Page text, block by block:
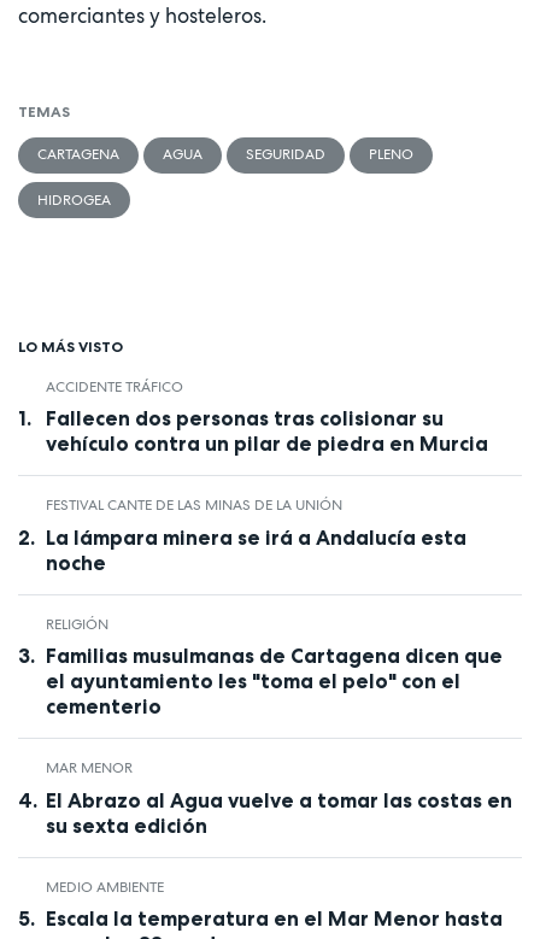
comerciantes y hosteleros.
TEMAS
CARTAGENA AGUA SEGURIDAD PLENO
HIDROGEA
LO MÁS VISTO
ACCIDENTE TRÁFICO
Fallecen dos personas tras colisionar su
vehículo contra un pilar de piedra en Murcia
FESTIVAL CANTE DE LAS MINAS DE LA UNIÓN
La lámpara minera se irá a Andalucía esta
noche
RELIGIÓN
Familias musulmanas de Cartagena dicen que
el ayuntamiento les "toma el pelo" con el
cementerio
MAR MENOR
El Abrazo al Agua vuelve a tomar las costas en
su sexta edición
MEDIO AMBIENTE
Escala la temperatura en el Mar Menor hasta